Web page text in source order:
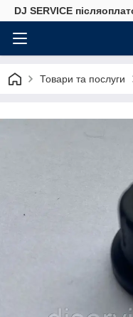
DJ SERVICE
Товари та послуги